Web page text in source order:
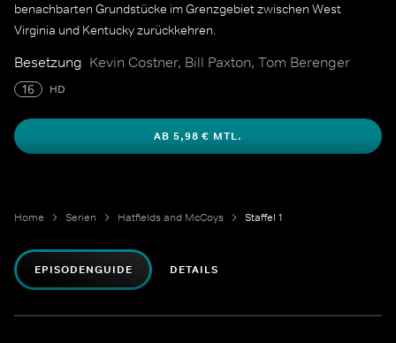
benachbarten Grundstücke im Grenzgebiet zwischen West
Virginia und Kentucky zurückkehren.
Besetzung Kevin Costner, Bill Paxton, Tom Berenger
16 HD
AB 5,98 € MTL.
Home Serien Hatfields and McCoys Staffel 1
EPISODENGUIDE DETAILS